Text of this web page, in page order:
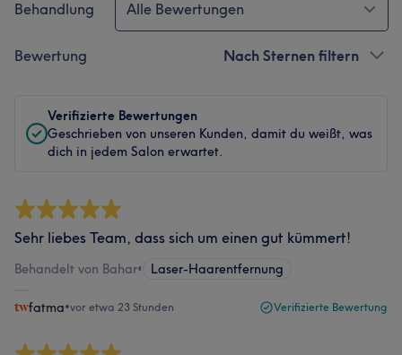
Behandlung Alle Bewertungen
Bewertung Nach Sternen filtern
Verifizierte Bewertungen
Geschrieben von unseren Kunden, damit du weißt, was
dich in jedem Salon erwartet.
Sehr liebes Team, dass sich um einen gut kümmert!
Behandelt von Bahar• Laser-Haarentfernung
fatma•vor etwa 23 Stunden Verifizierte Bewertung